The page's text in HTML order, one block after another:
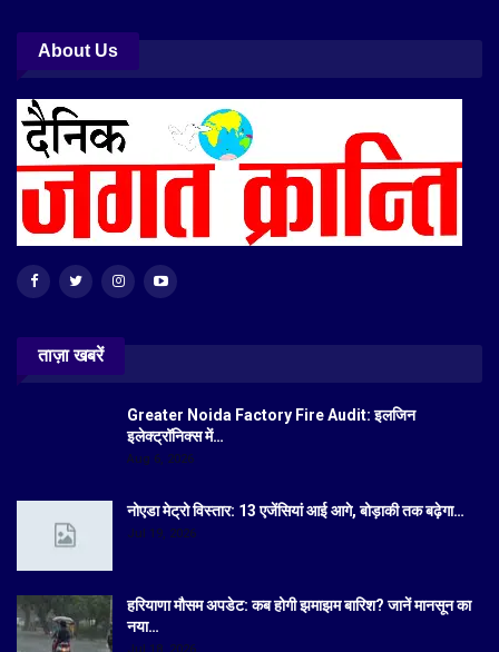
About Us
ताज़ा खबरें
Greater Noida Factory Fire Audit: इलजिन
इलेक्ट्रॉनिक्स में…
Aug 6, 2026
नोएडा मेट्रो विस्तार: 13 एजेंसियां आई आगे, बोड़ाकी तक बढ़ेगा…
Jul 19, 2026
हरियाणा मौसम अपडेट: कब होगी झमाझम बारिश? जानें मानसून का
नया…